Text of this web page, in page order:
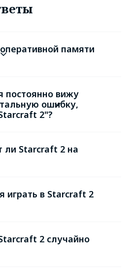
памяти
постоянно вижу
ошибку,
2"?
ли Starcraft 2 на
играть в Starcraft 2
2 случайно